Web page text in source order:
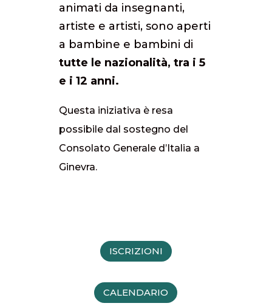
animati da insegnanti,
artiste e artisti, sono aperti
a bambine e bambini di
tutte le nazionalità, tra i 5
e i 12 anni.
Questa iniziativa è resa
possibile dal sostegno del
Consolato Generale d’Italia a
Ginevra.
ISCRIZIONI
CALENDARIO